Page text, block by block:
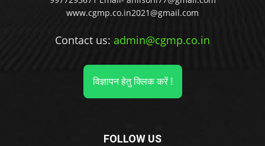
www.cgmp.co.in2021@gmail.com
Contact us: admin@cgmp.co.in
विज्ञापन हेतु क्लिक करें !
FOLLOW US